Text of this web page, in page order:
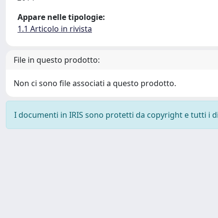
Appare nelle tipologie:
1.1 Articolo in rivista
File in questo prodotto:
Non ci sono file associati a questo prodotto.
I documenti in IRIS sono protetti da copyright e tutti i